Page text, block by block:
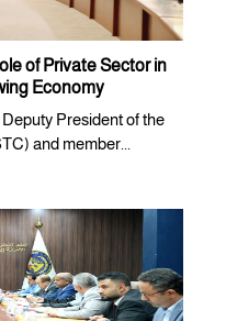
of Private Sector in
Economy
President of the
and member...